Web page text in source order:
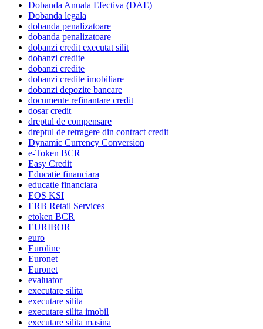
Dobanda Anuala Efectiva (DAE)
Dobanda legala
dobanda penalizatoare
dobanda penalizatoare
dobanzi credit executat silit
dobanzi credite
dobanzi credite
dobanzi credite imobiliare
dobanzi depozite bancare
documente refinantare credit
dosar credit
dreptul de compensare
dreptul de retragere din contract credit
Dynamic Currency Conversion
e-Token BCR
Easy Credit
Educatie financiara
educatie financiara
EOS KSI
ERB Retail Services
etoken BCR
EURIBOR
euro
Euroline
Euronet
Euronet
evaluator
executare silita
executare silita
executare silita imobil
executare silita masina